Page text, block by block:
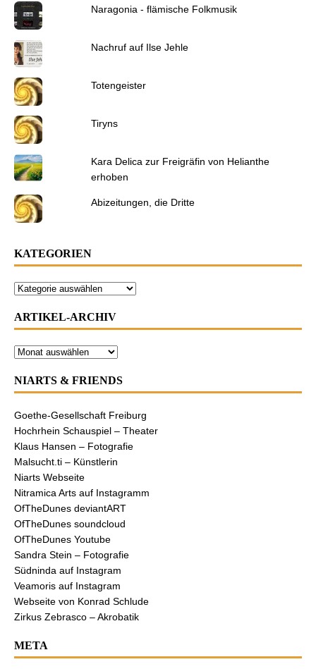
Naragonia - flämische Folkmusik
Nachruf auf Ilse Jehle
Totengeister
Tiryns
Kara Delica zur Freigräfin von Helianthe
erhoben
Abizeitungen, die Dritte
KATEGORIEN
ARTIKEL-ARCHIV
NIARTS & FRIENDS
Goethe-Gesellschaft Freiburg
Hochrhein Schauspiel – Theater
Klaus Hansen – Fotografie
Malsucht.ti – Künstlerin
Niarts Webseite
Nitramica Arts auf Instagramm
OfTheDunes deviantART
OfTheDunes soundcloud
OfTheDunes Youtube
Sandra Stein – Fotografie
Südninda auf Instagram
Veamoris auf Instagram
Webseite von Konrad Schlude
Zirkus Zebrasco – Akrobatik
META